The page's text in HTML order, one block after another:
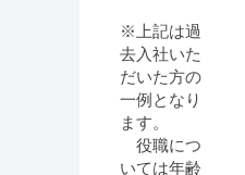
※上記は過
去入社いた
だいた方の
一例となり
ます。
役職につ
いては年齢